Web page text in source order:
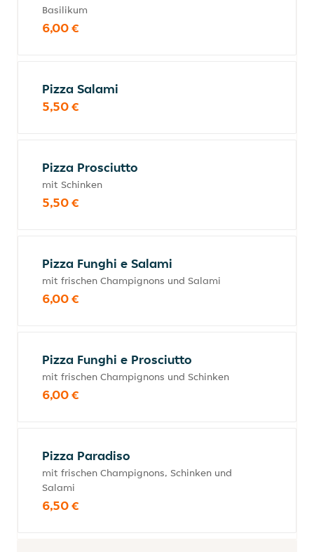
Basilikum
6,00 €
Pizza Salami
5,50 €
Pizza Prosciutto
mit Schinken
5,50 €
Pizza Funghi e Salami
mit frischen Champignons und Salami
6,00 €
Pizza Funghi e Prosciutto
mit frischen Champignons und Schinken
6,00 €
Pizza Paradiso
mit frischen Champignons, Schinken und
Salami
6,50 €